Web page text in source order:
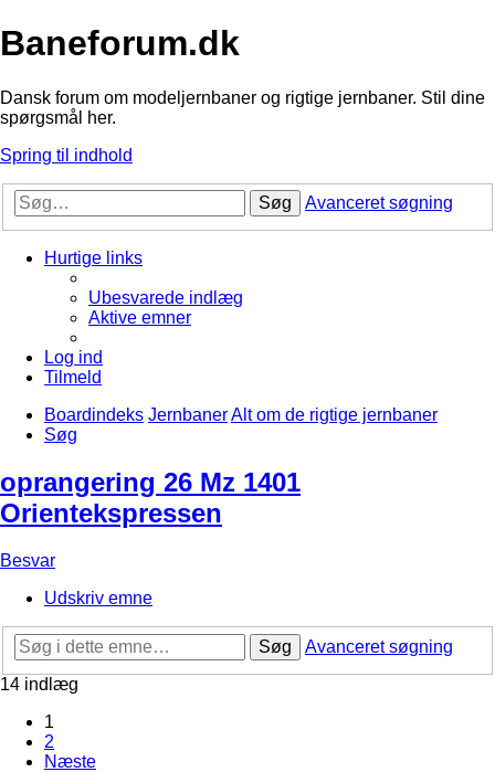
Baneforum.dk
Dansk forum om modeljernbaner og rigtige jernbaner. Stil dine
spørgsmål her.
Spring til indhold
Søg Avanceret søgning
Hurtige links
Ubesvarede indlæg
Aktive emner
Log ind
Tilmeld
Boardindeks JernbanerAlt om de rigtige jernbaner
Søg
oprangering 26 Mz 1401
Orientekspressen
Besvar
Udskriv emne
Søg
Avanceret søgning
14 indlæg
1
2
Næste